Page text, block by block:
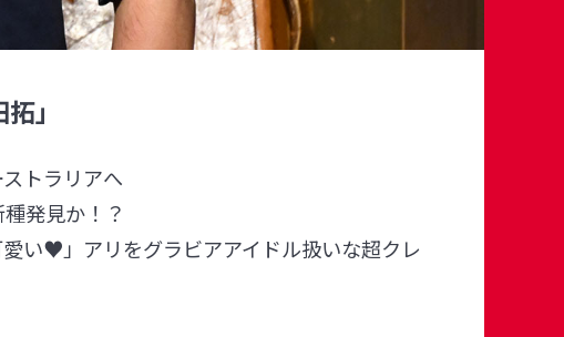
」
トラリアへ
発見か！？
い♥」アリをグラビアアイドル扱いな超クレ